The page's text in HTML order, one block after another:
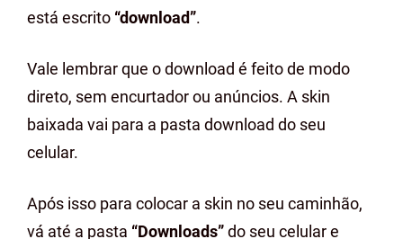
está escrito “download”.
Vale lembrar que o download é feito de modo
direto, sem encurtador ou anúncios. A skin
baixada vai para a pasta download do seu
celular.
Após isso para colocar a skin no seu caminhão,
vá até a pasta “Downloads”do seu celular e